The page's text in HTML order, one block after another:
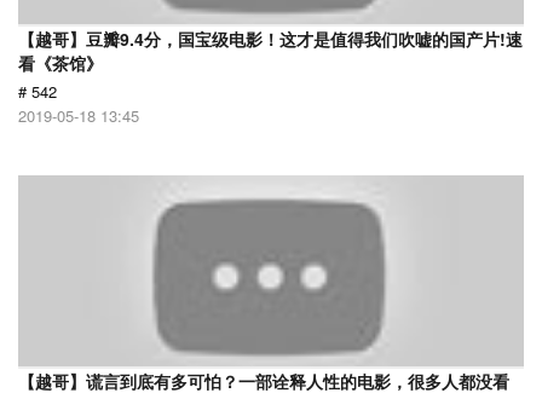
【越哥】豆瓣9.4分，国宝级电影！这才是值得我们吹嘘的国产片!速
看《茶馆》
# 542
2019-05-18 13:45
【越哥】谎言到底有多可怕？一部诠释人性的电影，很多人都没看